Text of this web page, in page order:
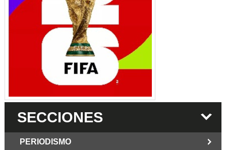
SECCIONES
PERIODISMO